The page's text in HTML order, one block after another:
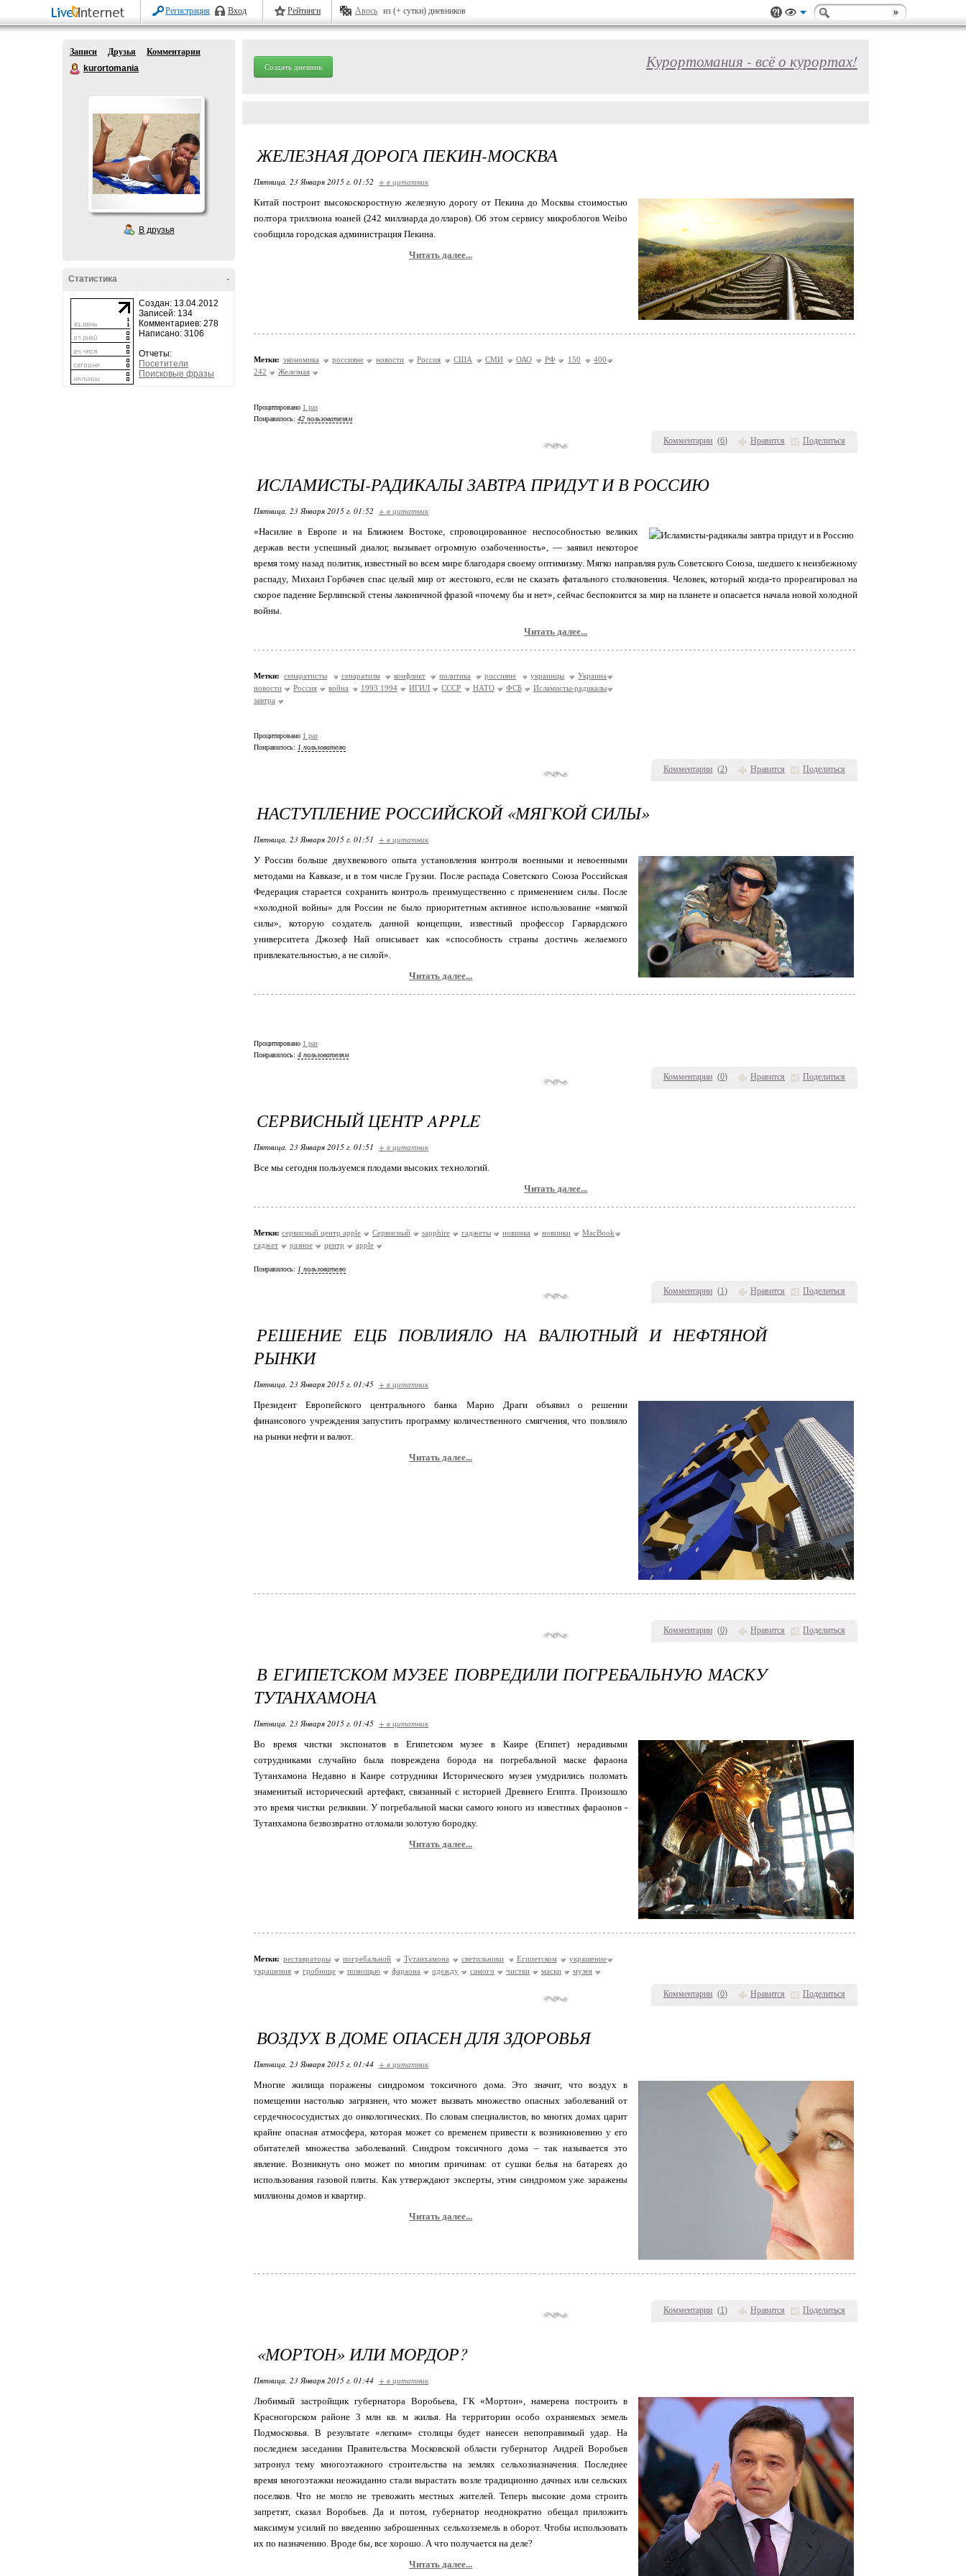
Регистрация Вход Рейтинги Авось из (+ сутки) дневников
Записи Друзья
Комментарии
kurortomania
В друзья
-
Статистика
Создан: 13.04.2012
Записей: 134
Комментариев: 278
Написано: 3106
Отчеты:
Посетители
Поисковые фразы
Создать дневник Курортомания - всё о курортах!
Комментарии (6) Нравится Поделиться
ЖЕЛЕЗНАЯ ДОРОГА ПЕКИН-МОСКВА
Пятница, 23 Января 2015 г. 01:52 + в цитатник
Китай построит высокоскоростную железную дорогу от Пекина до Москвы стоимостью
полтора триллиона юаней (242 миллиарда долларов). Об этом сервису микроблогов Weibo
сообщила городская администрация Пекина.
Читать далее...
Метки: экономика россияне новости Россия США СМИ ОАО РФ 150
400
242
Железная
Процитировано 1 раз
Понравилось: 42 пользователям
Комментарии (2) Нравится Поделиться
ИСЛАМИСТЫ-РАДИКАЛЫ ЗАВТРА ПРИДУТ И В РОССИЮ
Пятница, 23 Января 2015 г. 01:52 + в цитатник
«Насилие в Европе и на Ближнем Востоке, спровоцированное неспособностью великих
держав вести успешный диалог, вызывает огромную озабоченность», — заявил некоторое
время тому назад политик, известный во всем мире благодаря своему оптимизму. Мягко направляя руль Советского Союза, шедшего к неизбежному
распаду, Михаил Горбачев спас целый мир от жестокого, если не сказать фатального столкновения. Человек, который когда-то прореагировал на
скорое падение Берлинской стены лаконичной фразой «почему бы и нет», сейчас беспокоится за мир на планете и опасается начала новой холодной
войны.
Читать далее...
Метки: сепаратисты сепаратизм конфликт политика россияне украинцы
Украина
новости
Россия война 1993 1994 ИГИЛ СССР НАТО ФСБ
Исламисты-радикалы
завтра
Процитировано 1 раз
Понравилось: 1 пользователю
Комментарии (0) Нравится Поделиться
НАСТУПЛЕНИЕ РОССИЙСКОЙ «МЯГКОЙ СИЛЫ»
Пятница, 23 Января 2015 г. 01:51 + в цитатник
У России больше двухвекового опыта установления контроля военными и невоенными
методами на Кавказе, и в том числе Грузии. После распада Советского Союза Российская
Федерация старается сохранить контроль преимущественно с применением силы. После
«холодной войны» для России не было приоритетным активное использование «мягкой
силы», которую создатель данной концепции, известный профессор Гарвардского
университета Джозеф Най описывает как «способность страны достичь желаемого
привлекательностью, а не силой».
Читать далее...
Процитировано 1 раз
Понравилось: 4 пользователям
Комментарии (1) Нравится Поделиться
СЕРВИСНЫЙ ЦЕНТР APPLE
Пятница, 23 Января 2015 г. 01:51 + в цитатник
Все мы сегодня пользуемся плодами высоких технологий.
Читать далее...
Метки: сервисный центр apple Сервисный sapphire гаджеты новинка новинки
MacBook
гаджет
разное центр apple
Понравилось: 1 пользователю
Комментарии (0) Нравится Поделиться
РЕШЕНИЕ ЕЦБ ПОВЛИЯЛО НА ВАЛЮТНЫЙ И НЕФТЯНОЙ
РЫНКИ
Пятница, 23 Января 2015 г. 01:45 + в цитатник
Президент Европейского центрального банка Марио Драги объявил о решении
финансового учреждения запустить программу количественного смягчения, что повлияло
на рынки нефти и валют.
Читать далее...
Комментарии (0) Нравится Поделиться
В ЕГИПЕТСКОМ МУЗЕЕ ПОВРЕДИЛИ ПОГРЕБАЛЬНУЮ МАСКУ
ТУТАНХАМОНА
Пятница, 23 Января 2015 г. 01:45 + в цитатник
Во время чистки экспонатов в Египетском музее в Каире (Египет) нерадивыми
сотрудниками случайно была повреждена борода на погребальной маске фараона
Тутанхамона Недавно в Каире сотрудники Исторического музея умудрились поломать
знаменитый исторический артефакт, связанный с историей Древнего Египта. Произошло
это время чистки реликвии. У погребальной маски самого юного из известных фараонов -
Тутанхамона безвозвратно отломали золотую бородку.
Читать далее...
Метки: реставраторы погребальной Тутанхамона светильники Египетском
украшение
украшения
гробнице помощью фараона одежду самого чистки маски музея
Комментарии (1) Нравится Поделиться
ВОЗДУХ В ДОМЕ ОПАСЕН ДЛЯ ЗДОРОВЬЯ
Пятница, 23 Января 2015 г. 01:44 + в цитатник
Многие жилища поражены синдромом токсичного дома. Это значит, что воздух в
помещении настолько загрязнен, что может вызвать множество опасных заболеваний от
сердечнососудистых до онкологических. По словам специалистов, во многих домах царит
крайне опасная атмосфера, которая может со временем привести к возникновению у его
обитателей множества заболеваний. Синдром токсичного дома – так называется это
явление. Возникнуть оно может по многим причинам: от сушки белья на батареях до
использования газовой плиты. Как утверждают эксперты, этим синдромом уже заражены
миллионы домов и квартир.
Читать далее...
«МОРТОН» ИЛИ МОРДОР?
Пятница, 23 Января 2015 г. 01:44 + в цитатник
Любимый застройщик губернатора Воробьева, ГК «Мортон», намерена построить в
Красногорском районе 3 млн кв. м жилья. На территории особо охраняемых земель
Подмосковья. В результате «легким» столицы будет нанесен непоправимый удар. На
последнем заседании Правительства Московской области губернатор Андрей Воробьев
затронул тему многоэтажного строительства на землях сельхозназначения. Последнее
время многоэтажки неожиданно стали вырастать возле традиционно дачных или сельских
поселков. Что не могло не тревожить местных жителей. Теперь высокие дома строить
запретят, сказал Воробьев. Да и потом, губернатор неоднократно обещал приложить
максимум усилий по введению заброшенных сельхозземель в оборот. Чтобы использовать
их по назначению. Вроде бы, все хорошо. А что получается на деле?
Читать далее...